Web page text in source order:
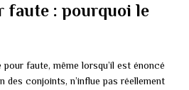
faute : pourquoi le
faute, même lorsqu’il est énoncé
des conjoints, n’influe pas réellement